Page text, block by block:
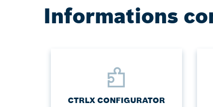
Informations
CTRLX CONFIGURATOR